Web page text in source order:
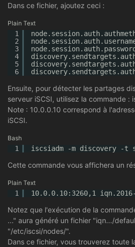
Dans ce fichier, ajoutez ceci :
Plain Text
1
2
3
4
5
6
Ensuite, pour détecter les partages
serveur iSCSI, utilisez la commande :
Note : 10.0.0.10 correspond à
iSCSI.
Bash
1 iscsiadm -m discovery -t
Cette commande vous affichera un
Plain Text
1 10.0.0.10:3260,1
Notez que l'exécution de la
..." aura généré un fichier "iqn.../
"/etc/iscsi/nodes/".
Dans ce fichier, vous trouverez toute